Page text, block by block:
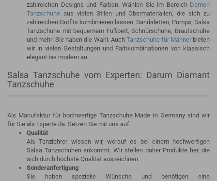
zahlreichen Designs und Farben. Wählen Sie im Bereich Damen
Tanzschuhe aus vielen Stilen und Obermaterialien, die sich zu
zahlreichen Outfits kombinieren lassen. Sandaletten, Pumps, Salsa
Tanzschuhe mit bequemem Fußbett, Schnürschuhe, Brautschuhe
und mehr: Sie haben die Wahl. Auch Tanzschuhe für Männerbieten
wir in vielen Gestaltungen und Farbkombinationen von klassisch
elegant bis modern an.
Salsa Tanzschuhe vom Experten: Darum Diamant
Tanzschuhe
Als Manufaktur für hochwertige Tanzschuhe Made In Germany sind wir
für Sie als Experte da. Setzen Sie mit uns auf:
Qualität
Als Tanzlehrer wissen wir, worauf es bei einem hochwertigen
Salsa Tanzschuhen ankommt. Wir stellen daher Produkte her, die
sich durch höchste Qualität auszeichnen.
Sonderanfertigung
Sie haben spezielle Wünsche und benötigen eine